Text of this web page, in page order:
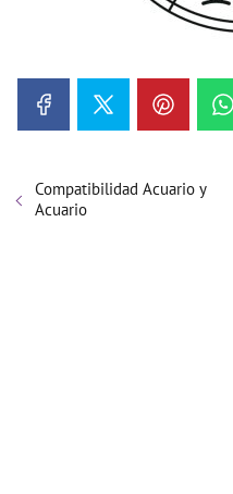
Compatibilidad Acuario y
Acuario